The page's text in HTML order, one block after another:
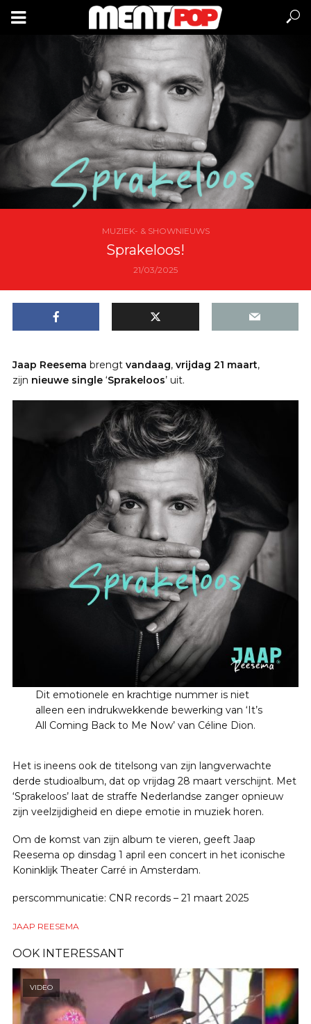
MUZIEK- & SHOWNIEUWS
Sprakeloos!
21/03/2025
Jaap Reesema brengt vandaag, vrijdag 21 maart,
zijn nieuwe single ‘Sprakeloos’ uit.
Dit emotionele en krachtige nummer is niet
alleen een indrukwekkende bewerking van ‘It’s
All Coming Back to Me Now’ van Céline Dion.
Het is ineens ook de titelsong van zijn langverwachte
derde studioalbum, dat op vrijdag 28 maart verschijnt. Met
‘Sprakeloos’ laat de straffe Nederlandse zanger opnieuw
zijn veelzijdigheid en diepe emotie in muziek horen.
Om de komst van zijn album te vieren, geeft Jaap
Reesema op dinsdag 1 april een concert in het iconische
Koninklijk Theater Carré in Amsterdam.
perscommunicatie: CNR records – 21 maart 2025
JAAP REESEMA
OOK INTERESSANT
VIDEO